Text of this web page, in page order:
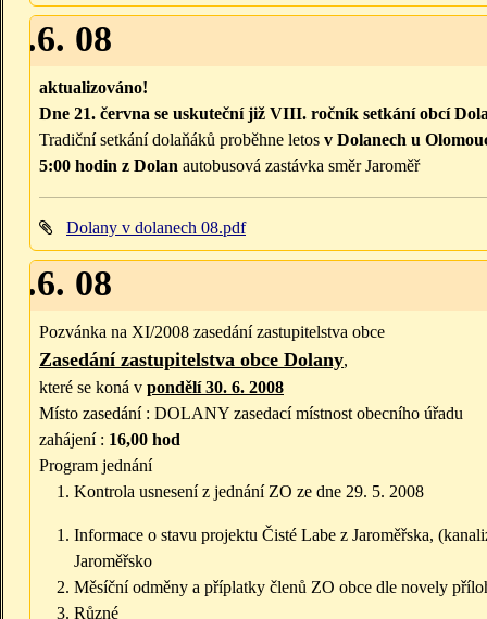
08
aktualizováno!
Dne 21. června se uskuteční již VIII. ročník setkání obcí
Tradiční setkání dolaňáků proběhne letos v Dolanech u
5:00 hodin z Dolan autobusová zastávka směr Jaroměř
Dolany v dolanech 08.pdf
08
Pozvánka na XI/2008 zasedání zastupitelstva obce
Zasedání zastupitelstva obce Dolany,
které se koná v pondělí 30. 6. 2008
Místo zasedání : DOLANY zasedací místnost obecního úřadu
zahájení : 16,00 hod
Program jednání
Kontrola usnesení z jednání ZO ze dne 29. 5. 2008
Informace o stavu projektu Čisté Labe z Jaroměřska,
Jaroměřsko
Měsíční odměny a příplatky členů ZO obce dle novely
Různé